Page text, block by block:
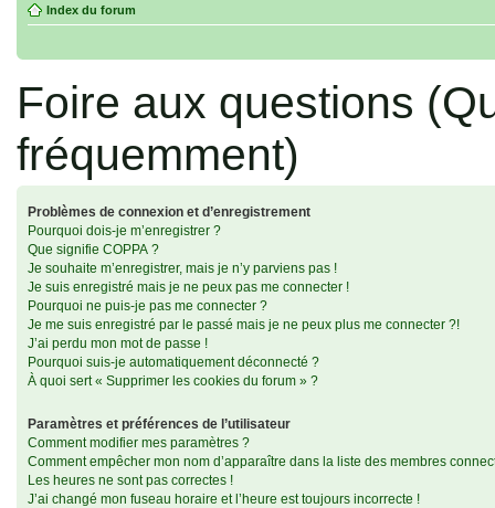
Index du forum
Foire aux questions
fréquemment)
Problèmes de connexion et d’enregistrement
Pourquoi dois-je m’enregistrer ?
Que signifie COPPA ?
Je souhaite m’enregistrer, mais je n’y parviens pas !
Je suis enregistré mais je ne peux pas me connecter !
Pourquoi ne puis-je pas me connecter ?
Je me suis enregistré par le passé mais je ne peux plus me connecter ?!
J’ai perdu mon mot de passe !
Pourquoi suis-je automatiquement déconnecté ?
À quoi sert « Supprimer les cookies du forum » ?
Paramètres et préférences de l’utilisateur
Comment modifier mes paramètres ?
Comment empêcher mon nom d’apparaître dans la liste des membres
Les heures ne sont pas correctes !
J’ai changé mon fuseau horaire et l’heure est toujours incorrecte !